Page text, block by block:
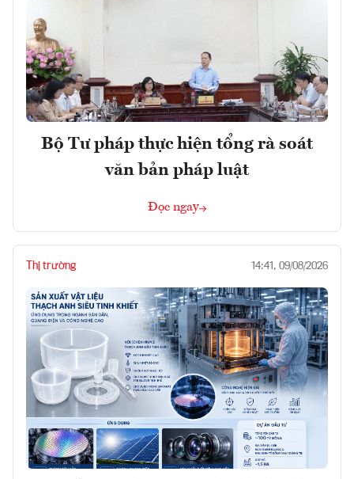
Bộ Tư pháp thực hiện tổng rà soát
văn bản pháp luật
Đọc ngay
Thị trường 14:41, 09/08/2026